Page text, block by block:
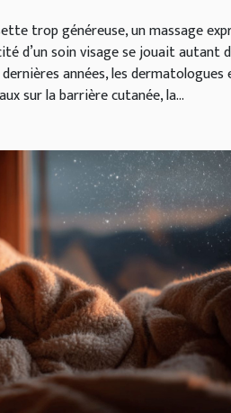
trop généreuse, un massage
d’un soin visage se jouait autant
années, les dermatologues
sur la barrière cutanée, la...